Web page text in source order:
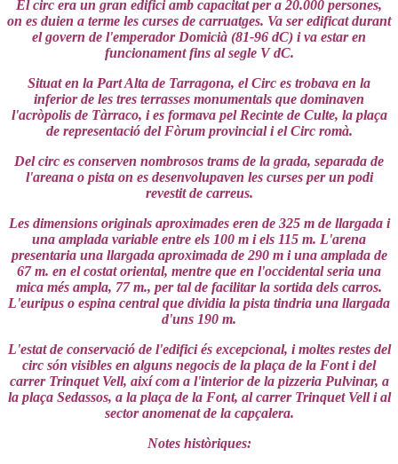
El circ era un gran edifici amb capacitat per a 20.000 persones,
on es duien a terme les curses de carruatges. Va ser edificat durant
el govern de l'emperador Domicià (81-96 dC) i va estar en
funcionament fins al segle V dC.
Situat en la Part Alta de Tarragona, el Circ es trobava en la
inferior de les tres terrasses monumentals que dominaven
l'acròpolis de Tàrraco, i es formava pel Recinte de Culte, la plaça
de representació del Fòrum provincial i el Circ romà.
Del circ es conserven nombrosos trams de la grada, separada de
l'areana o pista on es desenvolupaven les curses per un podi
revestit de carreus.
Les dimensions originals aproximades eren de 325 m de llargada i
una amplada variable entre els 100 m i els 115 m. L'arena
presentaria una llargada aproximada de 290 m i una amplada de
67 m. en el costat oriental, mentre que en l'occidental seria una
mica més ampla, 77 m., per tal de facilitar la sortida dels carros.
L'euripus o espina central que dividia la pista tindria una llargada
d'uns 190 m.
L'estat de conservació de l'edifici és excepcional, i moltes restes del
circ són visibles en alguns negocis de la plaça de la Font i del
carrer Trinquet Vell, així com a l'interior de la pizzeria Pulvinar, a
la plaça Sedassos, a la plaça de la Font, al carrer Trinquet Vell i al
sector anomenat de la capçalera.
Notes històriques: